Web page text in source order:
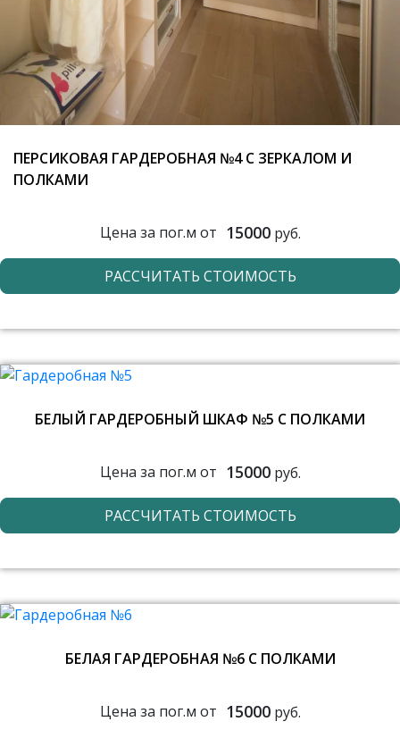
ПЕРСИКОВАЯ ГАРДЕРОБНАЯ №4 С ЗЕРКАЛОМ И
ПОЛКАМИ
Цена за пог.м от 15000руб.
РАССЧИТАТЬ СТОИМОСТЬ
БЕЛЫЙ ГАРДЕРОБНЫЙ ШКАФ №5 С ПОЛКАМИ
Цена за пог.м от 15000руб.
РАССЧИТАТЬ СТОИМОСТЬ
БЕЛАЯ ГАРДЕРОБНАЯ №6 С ПОЛКАМИ
Цена за пог.м от 15000руб.